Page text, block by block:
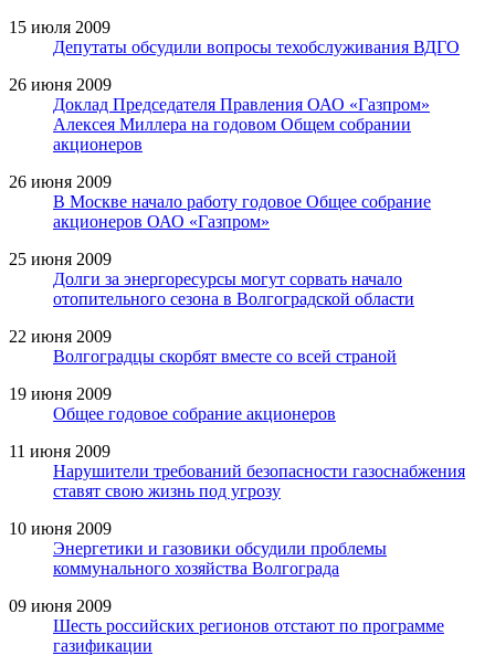
15 июля 2009
Депутаты обсудили вопросы техобслуживания ВДГО
26 июня 2009
Доклад Председателя Правления ОАО «Газпром»
Алексея Миллера на годовом Общем собрании
акционеров
26 июня 2009
В Москве начало работу годовое Общее собрание
акционеров ОАО «Газпром»
25 июня 2009
Долги за энергоресурсы могут сорвать начало
отопительного сезона в Волгоградской области
22 июня 2009
Волгоградцы скорбят вместе со всей страной
19 июня 2009
Общее годовое собрание акционеров
11 июня 2009
Нарушители требований безопасности газоснабжения
ставят свою жизнь под угрозу
10 июня 2009
Энергетики и газовики обсудили проблемы
коммунального хозяйства Волгограда
09 июня 2009
Шесть российских регионов отстают по программе
газификации